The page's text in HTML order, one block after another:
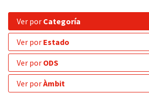
ver por Categoría
ver por Estado
ver por ODS
ver porÀmbit